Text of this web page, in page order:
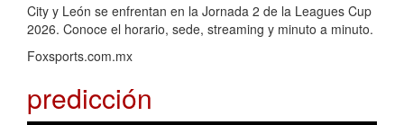
City y León se enfrentan en la Jornada 2 de la Leagues Cup
2026. Conoce el horario, sede, streaming y minuto a minuto.
Foxsports.com.mx
predicción